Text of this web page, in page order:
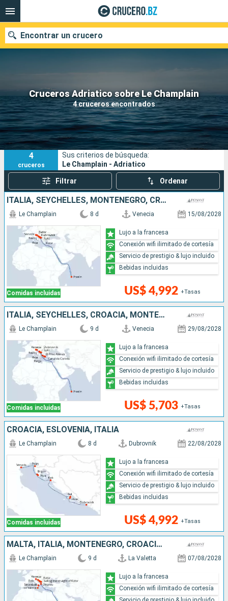
Cruceros Adriatico sobre Le Champlain
4 cruceros encontrados
Encontrar un crucero
Nuestros destinos
Fecha de salida
Puertos Compañías
Buscar
4
cruceros
Sus criterios de búsqueda:
Le Champlain - Adriatico
Filtrar Ordenar
ITALIA, SEYCHELLES, MONTENEGRO, CROACIA
Comidas incluidas
Le Champlain 8 d Venecia 15/08/2028
US$ 4,992 +Tasas
Lujo a la francesa
Conexión wifi ilimitado de cortesía
Servicio de prestigio & lujo incluido
Bebidas incluidas
ITALIA, SEYCHELLES, CROACIA, MONTENEGRO, GRECIA
Comidas incluidas
Le Champlain 9 d Venecia 29/08/2028
US$ 5,703 +Tasas
Lujo a la francesa
Conexión wifi ilimitado de cortesía
Servicio de prestigio & lujo incluido
Bebidas incluidas
CROACIA, ESLOVENIA, ITALIA
Comidas incluidas
Le Champlain 8 d Dubrovnik 22/08/2028
US$ 4,992 +Tasas
Lujo a la francesa
Conexión wifi ilimitado de cortesía
Servicio de prestigio & lujo incluido
Bebidas incluidas
MALTA, ITALIA, MONTENEGRO, CROACIA, SEYCHELLES
Le Champlain 9 d La Valetta 07/08/2028
Lujo a la francesa
Conexión wifi ilimitado de cortesía